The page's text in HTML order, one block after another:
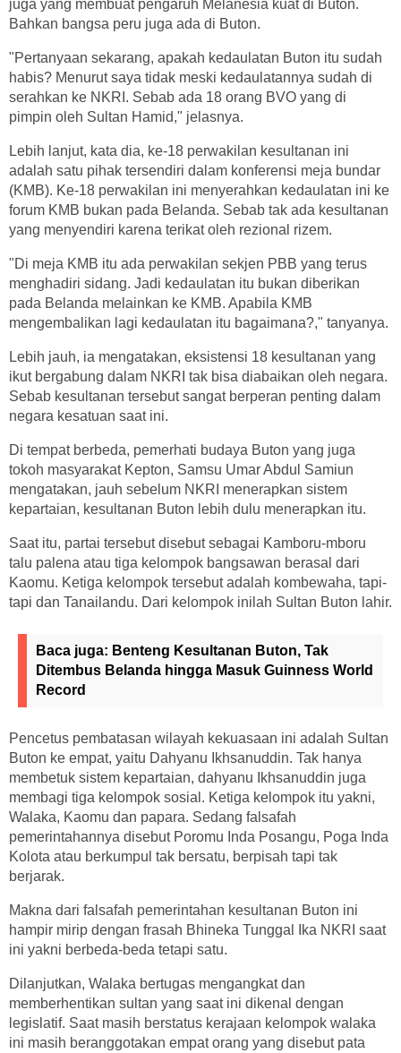
juga yang membuat pengaruh Melanesia kuat di Buton.
Bahkan bangsa peru juga ada di Buton.
"Pertanyaan sekarang, apakah kedaulatan Buton itu sudah
habis? Menurut saya tidak meski kedaulatannya sudah di
serahkan ke NKRI. Sebab ada 18 orang BVO yang di
pimpin oleh Sultan Hamid," jelasnya.
Lebih lanjut, kata dia, ke-18 perwakilan kesultanan ini
adalah satu pihak tersendiri dalam konferensi meja bundar
(KMB). Ke-18 perwakilan ini menyerahkan kedaulatan ini ke
forum KMB bukan pada Belanda. Sebab tak ada kesultanan
yang menyendiri karena terikat oleh rezional rizem.
"Di meja KMB itu ada perwakilan sekjen PBB yang terus
menghadiri sidang. Jadi kedaulatan itu bukan diberikan
pada Belanda melainkan ke KMB. Apabila KMB
mengembalikan lagi kedaulatan itu bagaimana?," tanyanya.
Lebih jauh, ia mengatakan, eksistensi 18 kesultanan yang
ikut bergabung dalam NKRI tak bisa diabaikan oleh negara.
Sebab kesultanan tersebut sangat berperan penting dalam
negara kesatuan saat ini.
Di tempat berbeda, pemerhati budaya Buton yang juga
tokoh masyarakat Kepton, Samsu Umar Abdul Samiun
mengatakan, jauh sebelum NKRI menerapkan sistem
kepartaian, kesultanan Buton lebih dulu menerapkan itu.
Saat itu, partai tersebut disebut sebagai Kamboru-mboru
talu palena atau tiga kelompok bangsawan berasal dari
Kaomu. Ketiga kelompok tersebut adalah kombewaha, tapi-
tapi dan Tanailandu. Dari kelompok inilah Sultan Buton lahir.
Baca juga: Benteng Kesultanan Buton, Tak
Ditembus Belanda hingga Masuk Guinness World
Record
Pencetus pembatasan wilayah kekuasaan ini adalah Sultan
Buton ke empat, yaitu Dahyanu Ikhsanuddin. Tak hanya
membetuk sistem kepartaian, dahyanu Ikhsanuddin juga
membagi tiga kelompok sosial. Ketiga kelompok itu yakni,
Walaka, Kaomu dan papara. Sedang falsafah
pemerintahannya disebut Poromu Inda Posangu, Poga Inda
Kolota atau berkumpul tak bersatu, berpisah tapi tak
berjarak.
Makna dari falsafah pemerintahan kesultanan Buton ini
hampir mirip dengan frasah Bhineka Tunggal Ika NKRI saat
ini yakni berbeda-beda tetapi satu.
Dilanjutkan, Walaka bertugas mengangkat dan
memberhentikan sultan yang saat ini dikenal dengan
legislatif. Saat masih berstatus kerajaan kelompok walaka
ini masih beranggotakan empat orang yang disebut pata